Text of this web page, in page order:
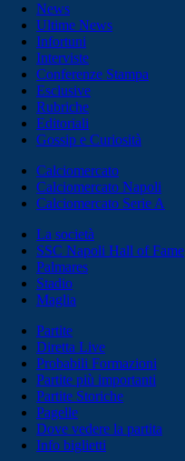
News
Ultime News
Infortuni
Interviste
Conferenze Stampa
Esclusive
Rubriche
Editoriali
Gossip e Curiosità
Calciomercato
Calciomercato Napoli
Calciomercato Serie A
La società
SSC Napoli Hall of Fame
Palmares
Stadio
Maglia
Partite
Diretta Live
Probabili Formazioni
Partite più importanti
Partite Storiche
Pagelle
Dove vedere la partita
Info biglietti